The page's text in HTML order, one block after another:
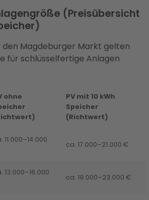
(Preisübersicht
den Magdeburger Markt gelten
für schlüsselfertige Anlagen
ohne
PV mit 10 kWh
Speicher
(Richtwert)
11.000–14.000
ca. 17.000–21.000 €
13.000–16.000
ca. 19.000–23.000 €